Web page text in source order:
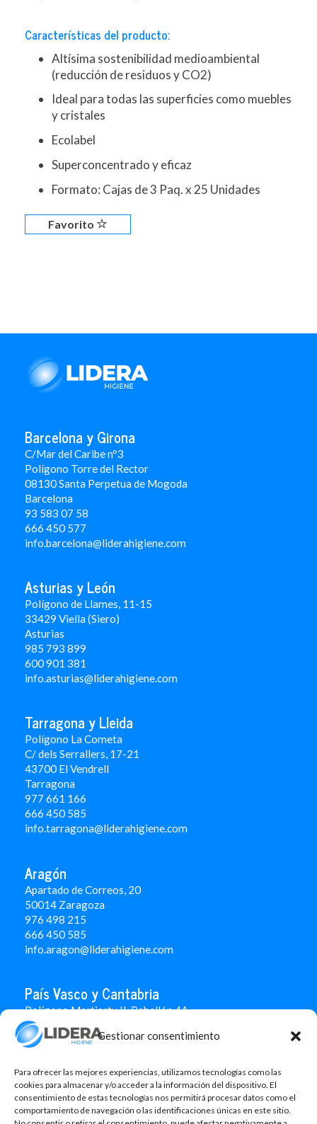
Gestionar consentimiento
Para ofrecer las mejores experiencias, utilizamos tecnologías como las
cookies para almacenar y/o acceder a la información del dispositivo. El
consentimiento de estas tecnologías nos permitirá procesar datos como el
comportamiento de navegación o las identificaciones únicas en este sitio.
Características del producto:
Altísima sostenibilidad medioambiental
(reducción de residuos y CO2)
Ideal para todas las superficies como muebles
y cristales
Ecolabel
Superconcentrado y eficaz
Formato: Cajas de 3 Paq. x 25 Unidades
Favorito
Barcelona y Girona
C/Mar del Caribe nº3
Polígono Torre del Rector
08130 Santa Perpetua de Mogoda
Barcelona
93 583 07 58
666 450 577
info.barcelona@liderahigiene.com
Asturias y León
Polígono de Llames, 11-15
33429 Viella (Siero)
Asturias
985 793 899
600 901 381
info.asturias@liderahigiene.com
Tarragona y Lleida
Polígono La Cometa
C/ dels Serrallers, 17-21
43700 El Vendrell
Tarragona
977 661 166
666 450 585
info.tarragona@liderahigiene.com
Aragón
Apartado de Correos, 20
50014 Zaragoza
976 498 215
666 450 585
info.aragon@liderahigiene.com
País Vasco y Cantabria
Polígono Martiartu II. Pabellón 4A
48480 Arrigorriaga
Bizkaia
666 451 184
info.paisvasco@liderahigiene.com
Linked In